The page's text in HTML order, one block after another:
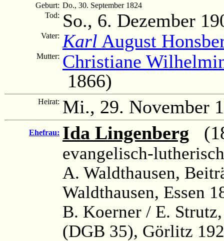
Geburt: Do., 30. September 1824
Tod: So., 6. Dezember
Vater: Karl August
Mutter: Christiane
1866)
Heirat: Mi., 29. November
Ehefrau: Ida Lingenberg
evangelisch-lutherisch
A. Waldthausen,
Waldthausen, Essen
B. Koerner / E.
(DGB 35), Görlitz